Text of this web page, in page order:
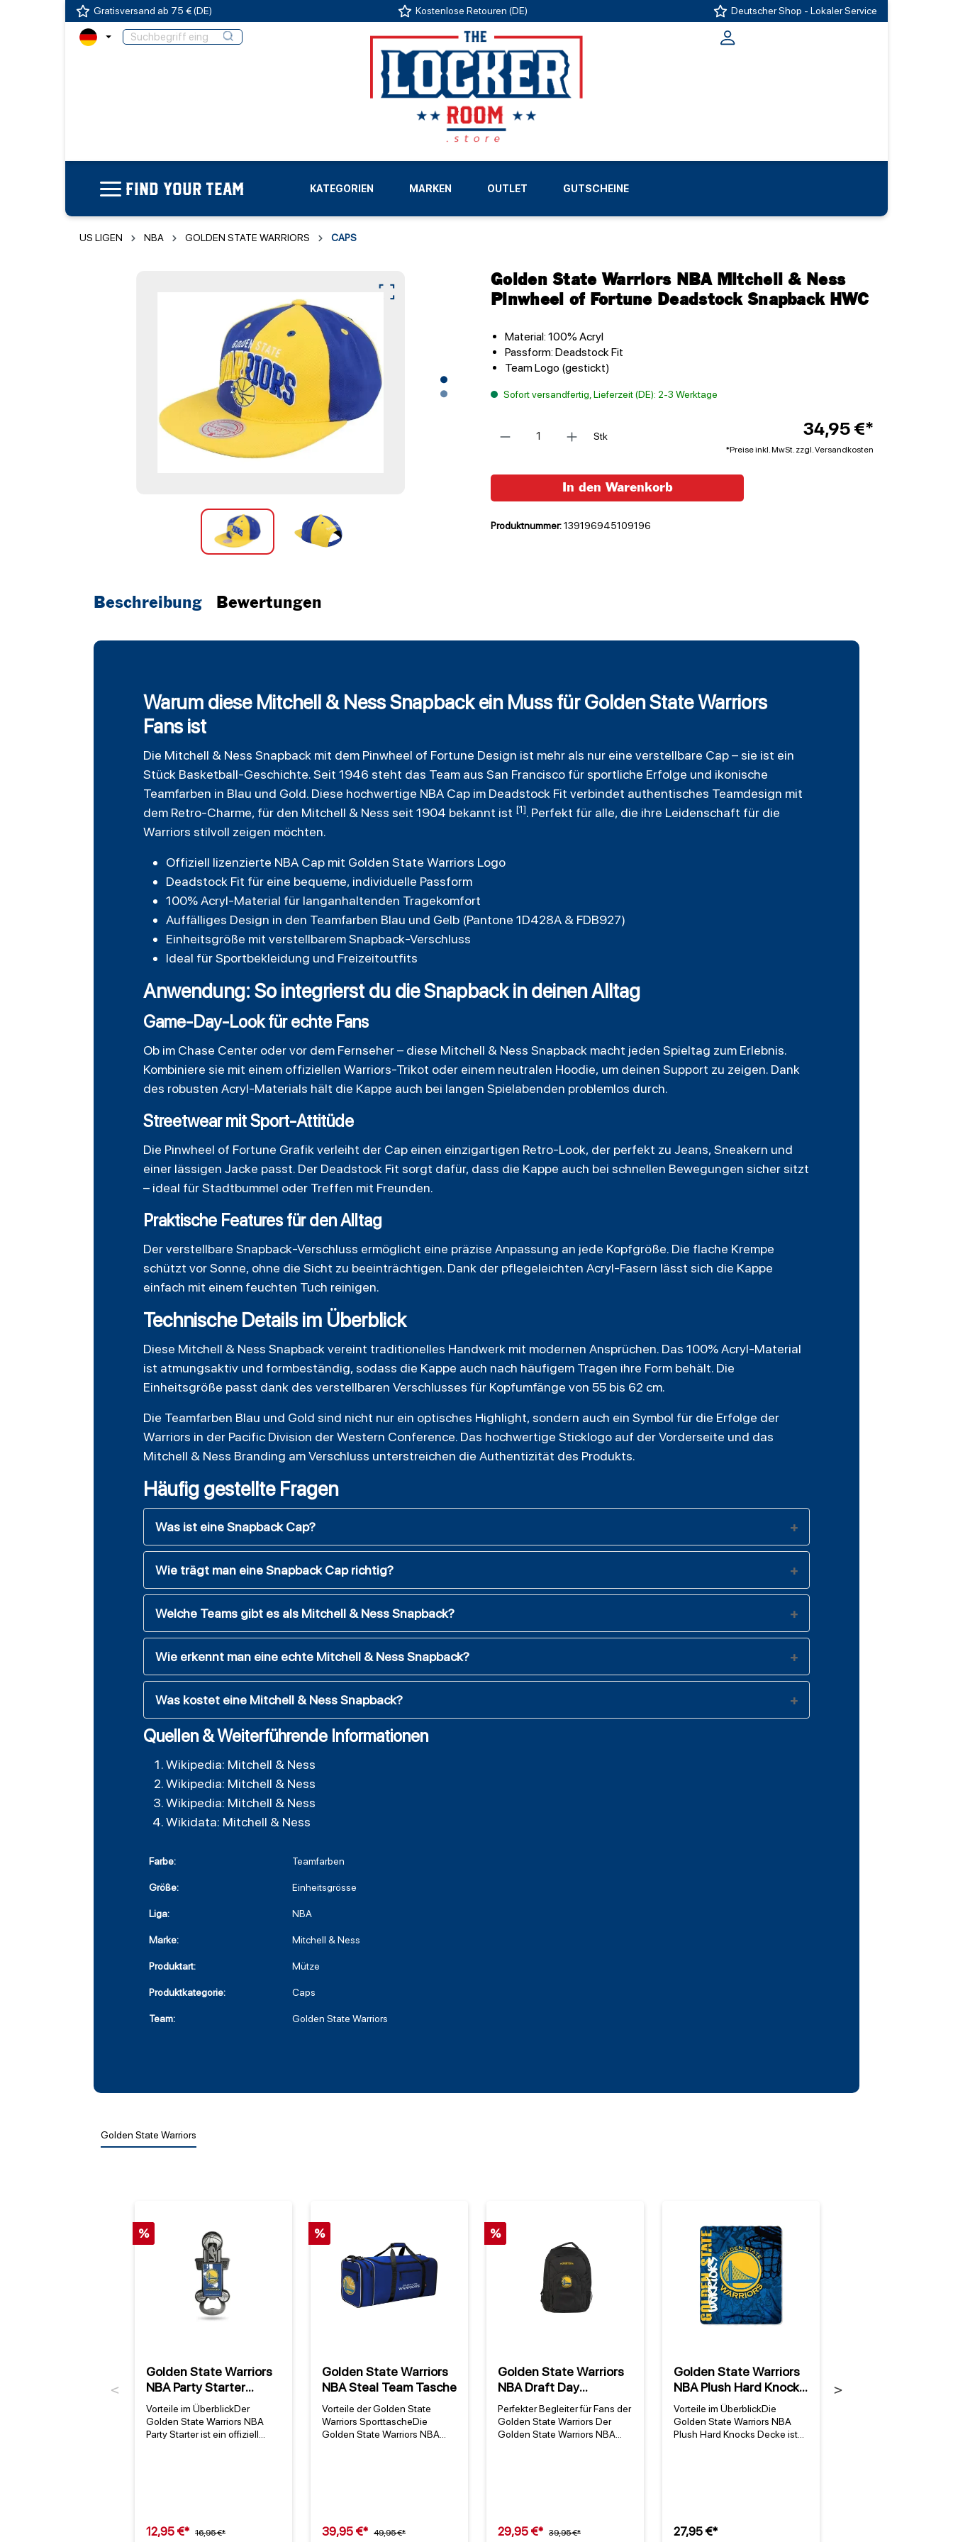
Gratisversand ab 75 € (DE) Kostenlose Retouren (DE) Deutscher Shop - Lokaler Service
FIND YOUR TEAM KATEGORIEN MARKEN
LIGEN
OUTLET GUTSCHEINE
US LIGEN NBA GOLDEN STATE WARRIORS CAPS
Golden State Warriors NBA Mitchell & Ness
Pinwheel of Fortune Deadstock Snapback HWC
Material: 100% Acryl
Passform: Deadstock Fit
Team Logo (gestickt)
Sofort versandfertig, Lieferzeit (DE): 2-3 Werktage
Stk
34,95 €*
*Preise inkl. MwSt. zzgl. Versandkosten
In den Warenkorb
Produktnummer:139196945109196
Beschreibung Bewertungen
Warum diese Mitchell & Ness Snapback ein Muss für Golden State Warriors
Fans ist
Die Mitchell & Ness Snapback mit dem Pinwheel of Fortune Design ist mehr als nur eine verstellbare Cap – sie ist ein
Stück Basketball-Geschichte. Seit 1946 steht das Team aus San Francisco für sportliche Erfolge und ikonische
Teamfarben in Blau und Gold. Diese hochwertige NBA Cap im Deadstock Fit verbindet authentisches Teamdesign mit
dem Retro-Charme, für den Mitchell & Ness seit 1904 bekannt ist [1]. Perfekt für alle, die ihre Leidenschaft für die
Warriors stilvoll zeigen möchten.
Offiziell lizenzierte NBA Cap mit Golden State Warriors Logo
Deadstock Fit für eine bequeme, individuelle Passform
100% Acryl-Material für langanhaltenden Tragekomfort
Auffälliges Design in den Teamfarben Blau und Gelb (Pantone 1D428A & FDB927)
Einheitsgröße mit verstellbarem Snapback-Verschluss
Ideal für Sportbekleidung und Freizeitoutfits
Anwendung: So integrierst du die Snapback in deinen Alltag
Game-Day-Look für echte Fans
Ob im Chase Center oder vor dem Fernseher – diese Mitchell & Ness Snapback macht jeden Spieltag zum Erlebnis.
Kombiniere sie mit einem offiziellen Warriors-Trikot oder einem neutralen Hoodie, um deinen Support zu zeigen. Dank
des robusten Acryl-Materials hält die Kappe auch bei langen Spielabenden problemlos durch.
Streetwear mit Sport-Attitüde
Die Pinwheel of Fortune Grafik verleiht der Cap einen einzigartigen Retro-Look, der perfekt zu Jeans, Sneakern und
einer lässigen Jacke passt. Der Deadstock Fit sorgt dafür, dass die Kappe auch bei schnellen Bewegungen sicher sitzt
– ideal für Stadtbummel oder Treffen mit Freunden.
Praktische Features für den Alltag
Der verstellbare Snapback-Verschluss ermöglicht eine präzise Anpassung an jede Kopfgröße. Die flache Krempe
schützt vor Sonne, ohne die Sicht zu beeinträchtigen. Dank der pflegeleichten Acryl-Fasern lässt sich die Kappe
einfach mit einem feuchten Tuch reinigen.
Technische Details im Überblick
Diese Mitchell & Ness Snapback vereint traditionelles Handwerk mit modernen Ansprüchen. Das 100% Acryl-Material
ist atmungsaktiv und formbeständig, sodass die Kappe auch nach häufigem Tragen ihre Form behält. Die
Einheitsgröße passt dank des verstellbaren Verschlusses für Kopfumfänge von 55 bis 62 cm.
Die Teamfarben Blau und Gold sind nicht nur ein optisches Highlight, sondern auch ein Symbol für die Erfolge der
Warriors in der Pacific Division der Western Conference. Das hochwertige Sticklogo auf der Vorderseite und das
Mitchell & Ness Branding am Verschluss unterstreichen die Authentizität des Produkts.
Häufig gestellte Fragen
Was ist eine Snapback Cap?
Wie trägt man eine Snapback Cap richtig?
Welche Teams gibt es als Mitchell & Ness Snapback?
Wie erkennt man eine echte Mitchell & Ness Snapback?
Was kostet eine Mitchell & Ness Snapback?
Quellen & Weiterführende Informationen
Wikipedia: Mitchell & Ness
Wikipedia: Mitchell & Ness
Wikipedia: Mitchell & Ness
Wikidata: Mitchell & Ness
Farbe: Teamfarben
Größe: Einheitsgrösse
Liga: NBA
Marke: Mitchell & Ness
Produktart: Mütze
Produktkategorie: Caps
Team: Golden State Warriors
Golden State Warriors
Previous
%
Golden State Warriors
NBA Party Starter
(magnetischer
Metallflaschenöffner)
Vorteile im ÜberblickDer
Golden State Warriors NBA
Party Starter ist ein offiziell
dieser Flaschenöffner nicht nur
ein praktisches Utensil,
12,95 €* 16,95 €*
%
Golden State Warriors
NBA Steal Team Tasche
Vorteile der Golden State
Warriors SporttascheDie
Golden State Warriors NBA
lizenziert, trägt sie das stolze
Logo der Warriors und
39,95 €* 49,95 €*
%
Golden State Warriors
NBA Draft Day
Rucksack
Perfekter Begleiter für Fans der
Golden State Warriors Der
Golden State Warriors NBA
Farben der Warriors, die seit
1971 in San Francisco
29,95 €* 39,95 €*
Golden State Warriors
NBA Plush Hard Knocks
Decke
Vorteile im ÜberblickDie
Golden State Warriors NBA
Plush Hard Knocks Decke ist
Polyester, was sie besonders
weich und gemütlich macht.
27,95 €*
Next